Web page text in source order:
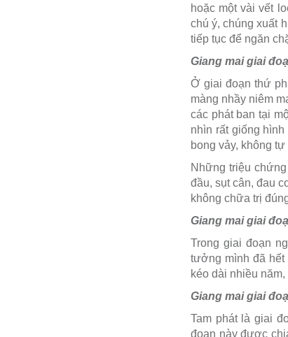
hoặc một vài vết
chú ý, chúng xuất
tiếp tục để ngăn
Giang mai giai
Ở giai đoạn thứ
màng nhầy niêm
các phát ban tại
nhìn rất giống
bong vảy, không tự
Những triệu
đầu, sụt cân, đau
không chữa trị
Giang mai giai
Trong giai đoạn
tưởng mình đã hết
kéo dài nhiều
Giang mai giai
Tam phát là giai
đoạn này được